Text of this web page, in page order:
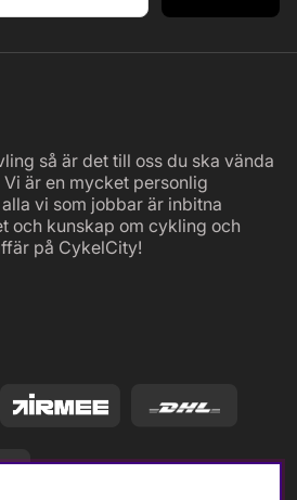
så är det till oss du ska vända
är en mycket personlig
vi som jobbar är inbitna
och kunskap om cykling och
på CykelCity!